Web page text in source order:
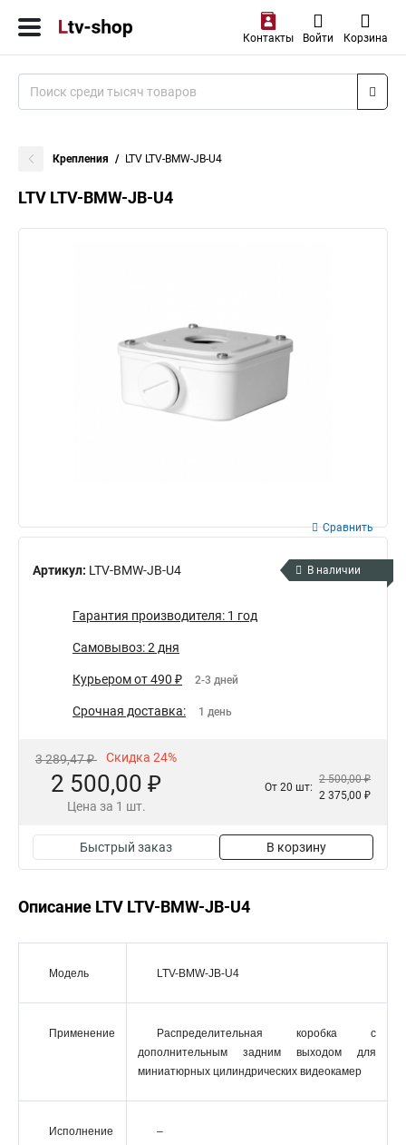
Контакты Войти Корзина
Крепления LTV LTV-BMW-JB-U4
LTV LTV-BMW-JB-U4
Артикул: LTV-BMW-JB-U4
Сравнить
В наличии
Гарантия производителя: 1 год
Самовывоз: 2 дня
Курьером от 490 ₽ 2-3 дней
Срочная доставка: 1 день
3 289,47 ₽ Скидка 24%
2 500,00 ₽
Цена за 1 шт.
От 20 шт:
2 500,00 ₽
2 375,00 ₽
Быстрый заказ В корзину
Описание LTV LTV-BMW-JB-U4
Модель LTV-BMW-JB-U4
Применение
Распределительная коробка с
дополнительным задним выходом для
миниатюрных цилиндрических видеокамер
Исполнение –